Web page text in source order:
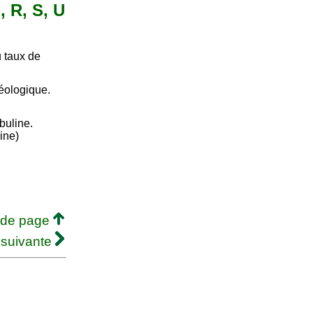
R, S, U
taux de
page